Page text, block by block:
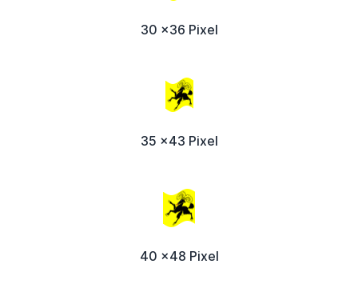
30 x36 Pixel
35 x43 Pixel
40 x48 Pixel